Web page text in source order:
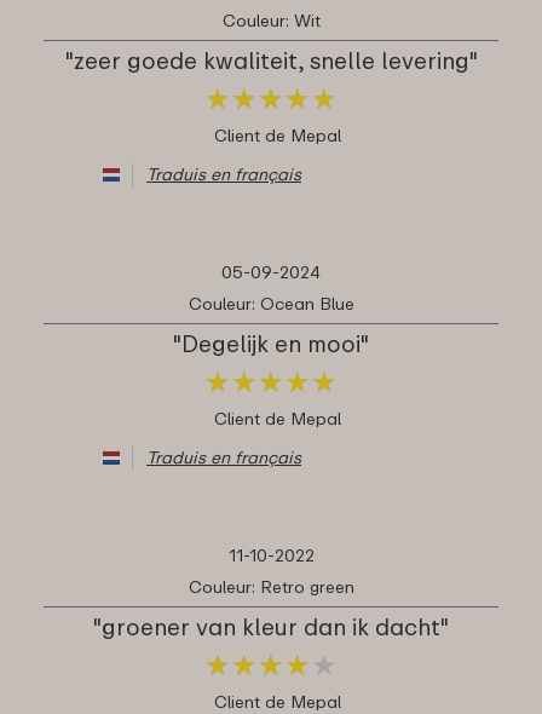
Couleur: Wit
"zeer goede kwaliteit, snelle levering"
★★★★★
★★★★★
Client de Mepal
Traduis en français
05-09-2024
Couleur: Ocean Blue
"Degelijk en mooi"
★★★★★
★★★★★
Client de Mepal
Traduis en français
11-10-2022
Couleur: Retro green
"groener van kleur dan ik dacht"
★★★★ ★
★★★★ ★
Client de Mepal